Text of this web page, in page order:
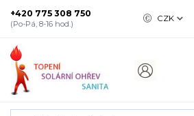
CZK
+420 775 308 750
(Po-Pá, 8-16 hod.)